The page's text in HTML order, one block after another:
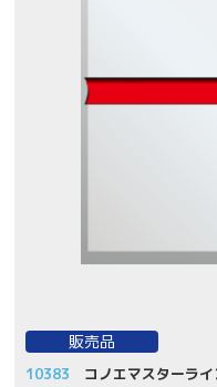
販売品
10383 コノエマスターラ